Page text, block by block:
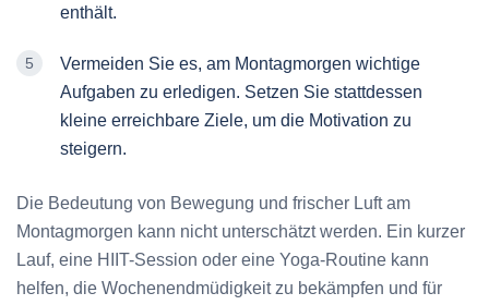
enthält.
Vermeiden Sie es, am Montagmorgen wichtige
Aufgaben zu erledigen. Setzen Sie stattdessen
kleine erreichbare Ziele, um die Motivation zu
steigern.
Die Bedeutung von Bewegung und frischer Luft am
Montagmorgen kann nicht unterschätzt werden. Ein kurzer
Lauf, eine HIIT-Session oder eine Yoga-Routine kann
helfen, die Wochenendmüdigkeit zu bekämpfen und für